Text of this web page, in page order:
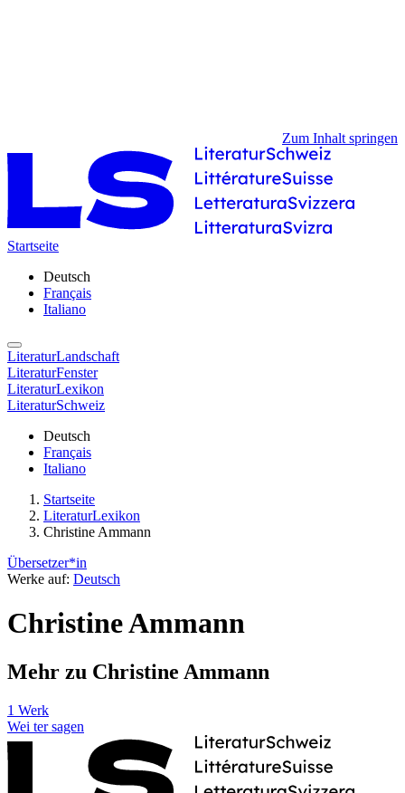
Zum Inhalt springen
Startseite
Deutsch
Français
Italiano
LiteraturLandschaft
LiteraturFenster
LiteraturLexikon
LiteraturSchweiz
Deutsch
Français
Italiano
Startseite
LiteraturLexikon
Christine Ammann
Übersetzer*in
Werke auf: Deutsch
Christine Ammann
Mehr zu Christine Ammann
1 Werk
Wei ter sagen